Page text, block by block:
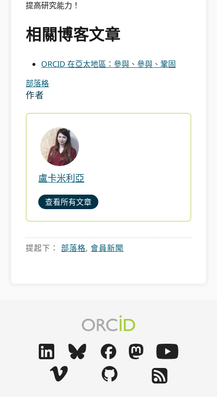
提高研究能力！
相關博客文章
ORCID 在亞太地區：參與、參與、鞏固
部落格
作者
盧卡米利亞
查看所有文章
提起下：部落格,會員新聞